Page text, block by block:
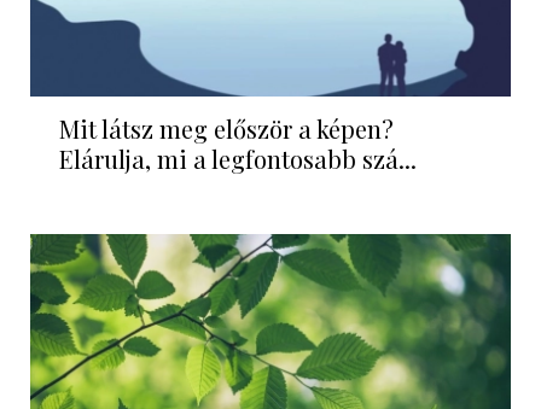
Mit látsz meg először a képen?
Elárulja, mi a legfontosabb szá...